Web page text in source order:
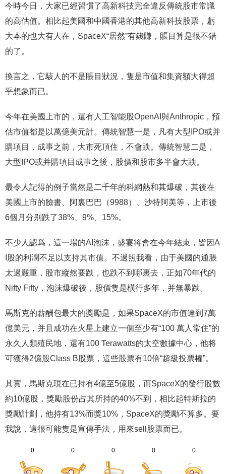
今時今日，大家已經習慣了高新科技完全違反傳統股市常識
的高估值。相比起美國和中國香港的其他高新科技股票，虧
大本的也大有人在，SpaceX“居然”有錢賺，賬目算是很不錯
的了。
換言之，它駭人的不是賬目狀況，隻是市值和集資額大得超
乎想象而已。
今年在美國上市的，還有人工智能股OpenAI與Anthropic，預
估市值都是以萬億美元計。傳統智慧一是，凡有大型IPO或并
購項目，成事之前，大市死頂住，不會跌。傳統智慧二是，
大型IPO或并購項目成事之後，股價和股市多半會大跌。
最令人記得的例子當然是二千年的科網熱和其爆破，其後在
美國上市的臉書、阿裏巴巴（9988）、沙特阿美等，上市後
6個月分别跌了38%、9%、15%。
不少人認爲，這一場的AI泡沫，盛宴将會在今年結束，皆因A
I股的利潤不足以支持其市值。不過照我看，由于美國的通脹
太過嚴重，股市縱然要跌，也跌不到哪裏去，正如70年代的
Nifty Fifty，泡沫爆破後，股價隻是橫行多年，并無暴跌。
馬斯克的薪酬包最大的獎勵是，如果SpaceX的市值達到7萬
億美元，并且成功在火星上建立一個至少有“100 萬人常住”的
永久人類殖民地，還有100 Terawatts的太空數據中心，他将
可獲得2億股Class B股票，這些股票有10倍“超級投票權”。
其實，馬斯克現在已持有4億至5億股，而SpaceX的發行股數
約10億股，獎勵股份占其所持的40%不到，相比起特斯拉的
獎勵計劃，他持有13%而獎10%，SpaceX的獎勵不算多。要
我說，這很可能隻是宣傳手法，用來sell股票而已。
0 0 0 0 0